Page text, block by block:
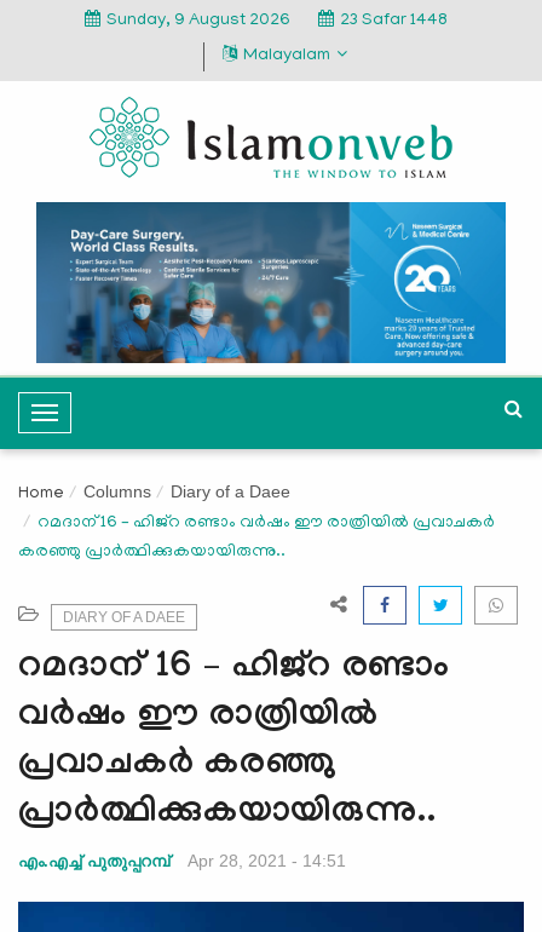
Sunday, 9 August 2026
23 Safar 1448
Malayalam
T
o
g
l
e
v
i
g
t
o
n
Home Columns Diary of a Daee
റമദാന് 16 – ഹിജ്റ രണ്ടാം വര്‍ഷം ഈ രാത്രിയില്‍ പ്രവാചകര്‍
കരഞ്ഞു പ്രാര്‍ത്ഥിക്കുകയായിരുന്നു..
DIARY OF A DAEE
റമദാന് 16 – ഹിജ്റ രണ്ടാം
വര്‍ഷം ഈ രാത്രിയില്‍
പ്രവാചകര്‍ കരഞ്ഞു
പ്രാര്‍ത്ഥിക്കുകയായിരുന്നു..
എം.എച്ച് പുതുപ്പറമ്പ് Apr 28, 2021 - 14:51